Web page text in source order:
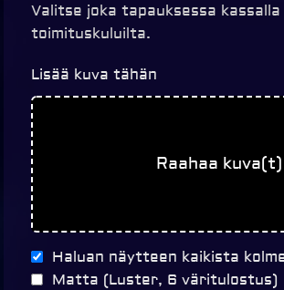
Valitse joka tapauksessa kassalla
toimituskuluilta.
Lisää kuva tähän
Raahaa
Haluan näytteen kaikista
Matta (Luster, 6 väritulostus)
Valokuvanäytteet
15x20cm
määrä